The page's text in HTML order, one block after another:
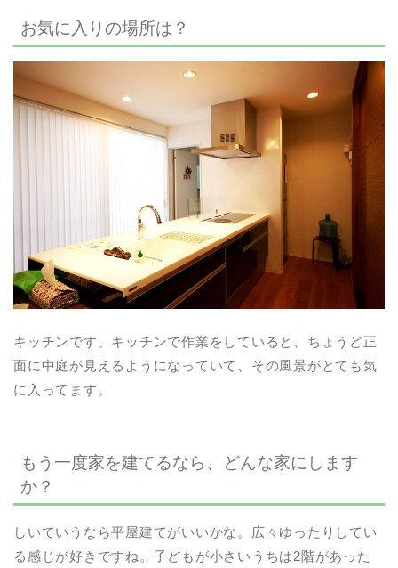
お気に入りの場所は？
キッチンです。キッチンで作業をしていると、ちょうど正
面に中庭が見えるようになっていて、その風景がとても気
に入ってます。
もう一度家を建てるなら、どんな家にします
か？
しいていうなら平屋建てがいいかな。広々ゆったりしてい
る感じが好きですね。子どもが小さいうちは2階があった